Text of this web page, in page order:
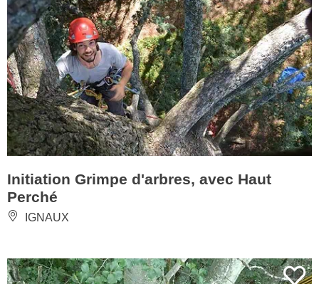
Initiation Grimpe d'arbres, avec Haut
Perché
IGNAUX